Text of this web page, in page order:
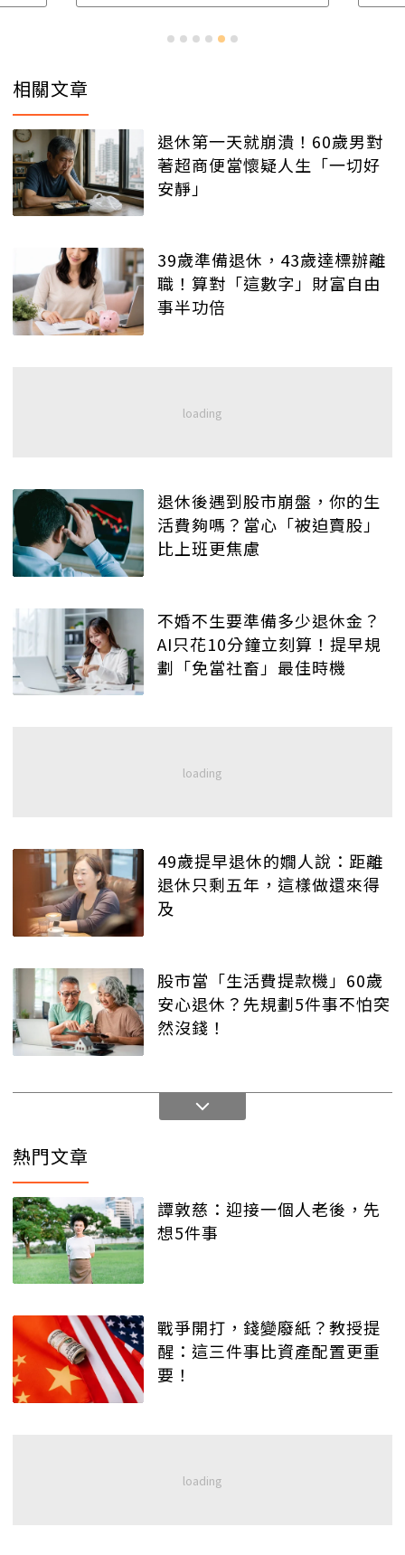
相關文章
退休第一天就崩潰！60歲男對
著超商便當懷疑人生「一切好
安靜」
39歲準備退休，43歲達標辦離
職！算對「這數字」財富自由
事半功倍
退休後遇到股市崩盤，你的生
活費夠嗎？當心「被迫賣股」
比上班更焦慮
不婚不生要準備多少退休金？
AI只花10分鐘立刻算！提早規
劃「免當社畜」最佳時機
49歲提早退休的嫺人說：距離
退休只剩五年，這樣做還來得
及
股市當「生活費提款機」60歲
安心退休？先規劃5件事不怕突
然沒錢！
熱門文章
譚敦慈：迎接一個人老後，先
想5件事
戰爭開打，錢變廢紙？教授提
醒：這三件事比資產配置更重
要！